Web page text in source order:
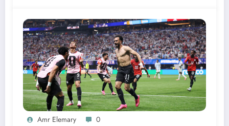
Amr Elemary 0